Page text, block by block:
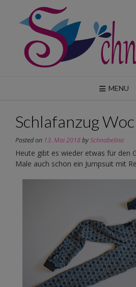
content
MENU
Schlafanzug
Posted on 13. Mai 2018bySchnabelina
Heute gibt es wieder etwas für den
Male auch schon ein Jumpsuit mit